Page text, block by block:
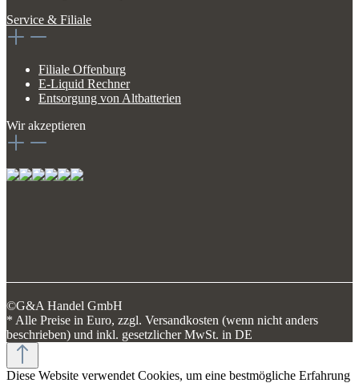
Service & Filiale
Filiale Offenburg
E-Liquid Rechner
Entsorgung von Altbatterien
Wir akzeptieren
©G&A Handel GmbH
* Alle Preise in Euro, zzgl. Versandkosten (wenn nicht anders
beschrieben) und inkl. gesetzlicher MwSt. in DE
Diese Website verwendet Cookies, um eine bestmögliche Erfahrung